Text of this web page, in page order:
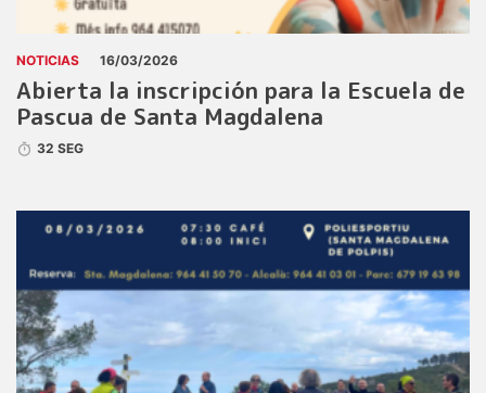
NOTICIAS 16/03/2026
Abierta la inscripción para la Escuela de
Pascua de Santa Magdalena
32 SEG